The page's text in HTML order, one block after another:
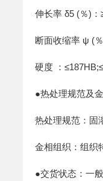
伸长率 δ5 (％)：
断面收缩率 ψ (
硬度 ：
●热处理规范及
热处理规范：固
金相组织：组织
●交货状态：一